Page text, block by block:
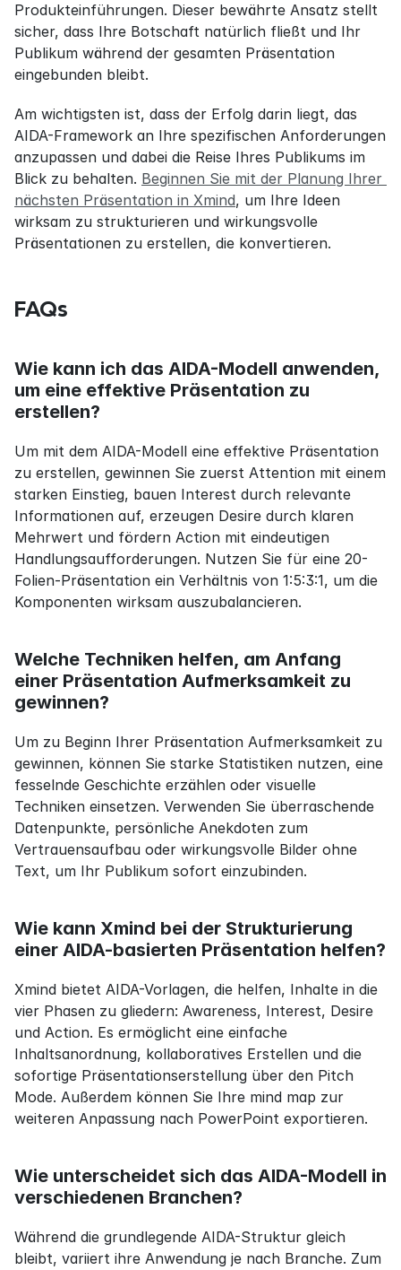
Produkteinführungen. Dieser bewährte Ansatz stellt
sicher, dass Ihre Botschaft natürlich fließt und Ihr
Publikum während der gesamten Präsentation
eingebunden bleibt.
Am wichtigsten ist, dass der Erfolg darin liegt, das
AIDA-Framework an Ihre spezifischen Anforderungen
anzupassen und dabei die Reise Ihres Publikums im
Blick zu behalten. Beginnen Sie mit der Planung Ihrer
nächsten Präsentation in Xmind, um Ihre Ideen
wirksam zu strukturieren und wirkungsvolle
Präsentationen zu erstellen, die konvertieren.
FAQs
Wie kann ich das AIDA-Modell anwenden,
um eine effektive Präsentation zu
erstellen?
Um mit dem AIDA-Modell eine effektive Präsentation
zu erstellen, gewinnen Sie zuerst Attention mit einem
starken Einstieg, bauen Interest durch relevante
Informationen auf, erzeugen Desire durch klaren
Mehrwert und fördern Action mit eindeutigen
Handlungsaufforderungen. Nutzen Sie für eine 20-
Folien-Präsentation ein Verhältnis von 1:5:3:1, um die
Komponenten wirksam auszubalancieren.
Welche Techniken helfen, am Anfang
einer Präsentation Aufmerksamkeit zu
gewinnen?
Um zu Beginn Ihrer Präsentation Aufmerksamkeit zu
gewinnen, können Sie starke Statistiken nutzen, eine
fesselnde Geschichte erzählen oder visuelle
Techniken einsetzen. Verwenden Sie überraschende
Datenpunkte, persönliche Anekdoten zum
Vertrauensaufbau oder wirkungsvolle Bilder ohne
Text, um Ihr Publikum sofort einzubinden.
Wie kann Xmind bei der Strukturierung
einer AIDA-basierten Präsentation helfen?
Xmind bietet AIDA-Vorlagen, die helfen, Inhalte in die
vier Phasen zu gliedern: Awareness, Interest, Desire
und Action. Es ermöglicht eine einfache
Inhaltsanordnung, kollaboratives Erstellen und die
sofortige Präsentationserstellung über den Pitch
Mode. Außerdem können Sie Ihre mind map zur
weiteren Anpassung nach PowerPoint exportieren.
Wie unterscheidet sich das AIDA-Modell in
verschiedenen Branchen?
Während die grundlegende AIDA-Struktur gleich
bleibt, variiert ihre Anwendung je nach Branche. Zum